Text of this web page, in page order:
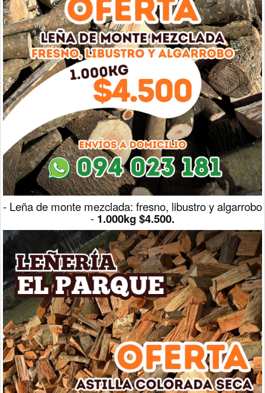
- Leña de monte mezclada: fresno, libustro y algarrobo
- 1.000kg $4.500.